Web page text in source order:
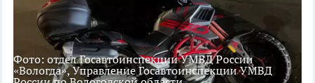
Фото: отдел Госавтоинспекции УМВД России
«Вологда», Управление Госавтоинспекции УМВД